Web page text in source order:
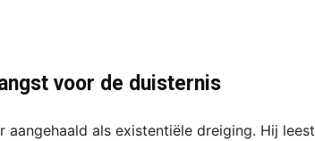
voor de duisternis
als existentiële dreiging. Hij leest